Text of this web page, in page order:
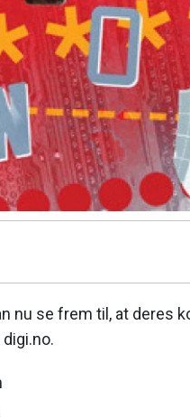
nu se frem til, at deres